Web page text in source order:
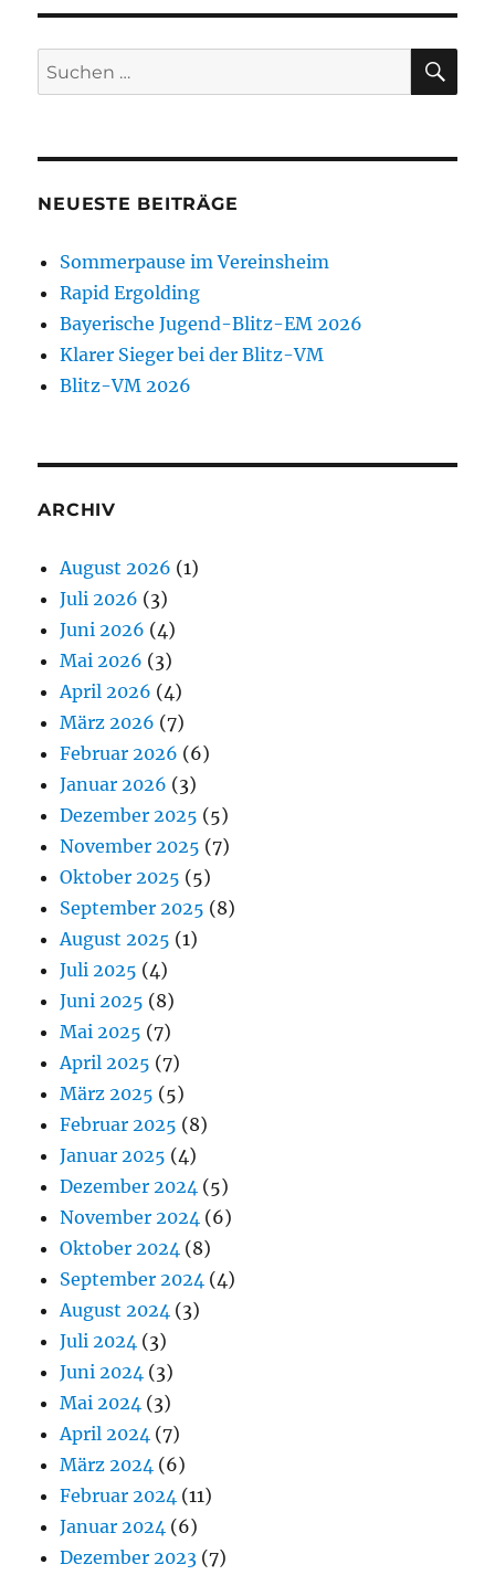
Suchen
nach:
NEUESTE BEITRÄGE
Sommerpause im Vereinsheim
Rapid Ergolding
Bayerische Jugend-Blitz-EM 2026
Klarer Sieger bei der Blitz-VM
Blitz-VM 2026
ARCHIV
August 2026 (1)
Juli 2026 (3)
Juni 2026 (4)
Mai 2026 (3)
April 2026 (4)
März 2026 (7)
Februar 2026 (6)
Januar 2026 (3)
Dezember 2025 (5)
November 2025 (7)
Oktober 2025 (5)
September 2025 (8)
August 2025 (1)
Juli 2025 (4)
Juni 2025 (8)
Mai 2025 (7)
April 2025 (7)
März 2025 (5)
Februar 2025 (8)
Januar 2025 (4)
Dezember 2024 (5)
November 2024 (6)
Oktober 2024 (8)
September 2024 (4)
August 2024 (3)
Juli 2024 (3)
Juni 2024 (3)
Mai 2024 (3)
April 2024 (7)
März 2024 (6)
Februar 2024 (11)
Januar 2024 (6)
Dezember 2023 (7)